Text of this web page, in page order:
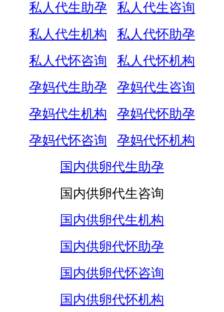
私人代生助孕
私人代生咨询
私人代生机构
私人代怀助孕
私人代怀咨询
私人代怀机构
孕妈代生助孕
孕妈代生咨询
孕妈代生机构
孕妈代怀助孕
孕妈代怀咨询
孕妈代怀机构
国内供卵代生助孕
国内供卵代生咨询
国内供卵代生机构
国内供卵代怀助孕
国内供卵代怀咨询
国内供卵代怀机构